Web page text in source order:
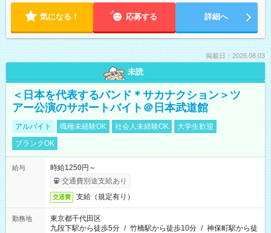
気になる！ 応募する 詳細へ
掲載日：2026.08.03
未読
＜日本を代表するバンド＊サカナクション＞ツ
アー公演のサポートバイト＠日本武道館
アルバイト 職種未経験OK 社会人未経験OK
大学生歓迎
ブランクOK
給与
時給1250円～
交通費別途支給あり
交通費 支給（規定有り）
勤務地
東京都千代田区
九段下駅から徒歩5分 / 竹橋駅から徒歩10分 / 神保町駅から徒